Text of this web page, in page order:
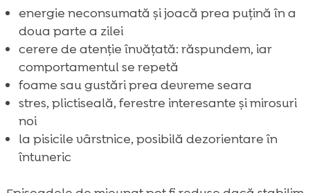
energie neconsumată și joacă prea puțină în a
doua parte a zilei
cerere de atenție învățată: răspundem, iar
comportamentul se repetă
foame sau gustări prea devreme seara
stres, plictiseală, ferestre interesante și mirosuri
noi
la pisicile vârstnice, posibilă dezorientare în
întuneric